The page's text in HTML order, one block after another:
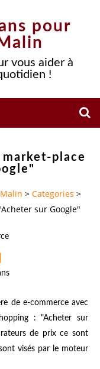
pour
vous aider à
!
place
> Categories >
sur Google"
de e-commerce avec
: "Acheter sur
de prix ce sont
visés par le moteur